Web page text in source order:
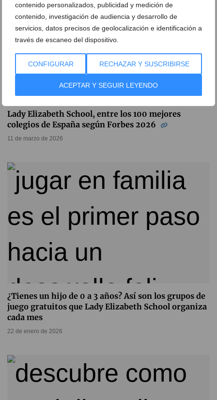
contenido personalizados, publicidad y medición de
contenido, investigación de audiencia y desarrollo de
servicios, datos precisos de geolocalización e identificación a
través de escaneo del dispositivo.
CONFIGURAR RECHAZAR Y SUSCRIBIRSE
ACEPTAR Y SEGUIR LEYENDO
Lady Elizabeth School, entre los 100 mejores
colegios de España según Forbes 2026
11 de marzo de 2026
¿Tienes un hijo de 0 a 3 años? Así son los grupos de
juego gratuitos que Lady Elizabeth School organiza
cada mes
22 de enero de 2026